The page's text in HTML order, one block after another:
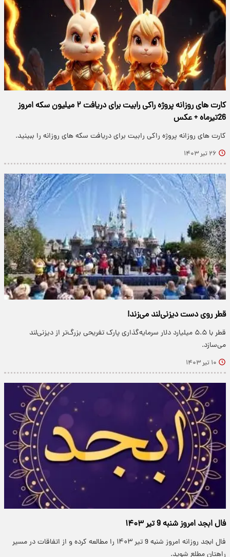
کارت های روزانه پروژه راکی رابیت برای دریافت ۲ میلیون سکه امروز
26تیرماه + عکس
کارت های روزانه پروژه راکی رابیت برای دریافت سکه های روزانه را ببینید.
۲۶ تیر ۱۴۰۳
قطر روی دست دیزنی‌لند می‌زند!
قطر با ۵.۵ میلیارد دلار سرمایه‌گذاری پارک تفریحی بزرگ‌تر از دیزنی‌لند
می‌سازد.
۱۰ تیر ۱۴۰۳
فال ابجد امروز شنبه 9 تیر ۱۴۰۳
​فال ابجد روزانه امروز شنبه 9 تیر ۱۴۰۳ را مطالعه کرده و از اتفاقات در مسیر
راهتان مطلع شوید.